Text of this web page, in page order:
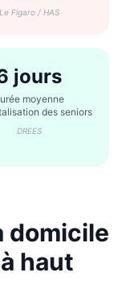
Le Figaro / HAS
jours
moyenne
des seniors
DREES
domicile
haut